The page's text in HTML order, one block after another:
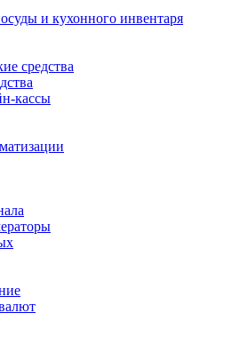
и кухонного инвентаря
средства
кассы